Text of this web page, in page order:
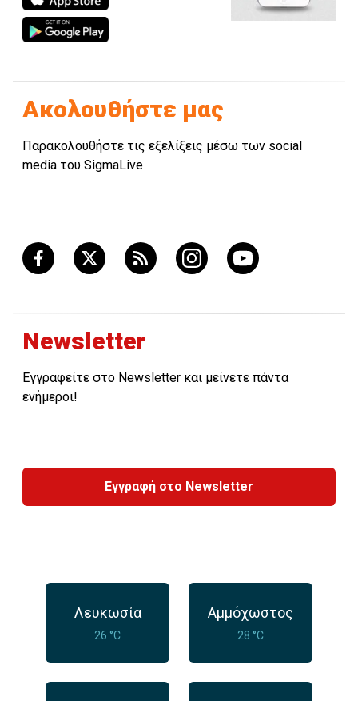
Ακολουθήστε μας
Παρακολουθήστε τις εξελίξεις μέσω των social
media του SigmaLive
Newsletter
Εγγραφείτε στο Newsletter και μείνετε πάντα
ενήμεροι!
Εγγραφή στο Newsletter
Λευκωσία
26 °C
Αμμόχωστος
28 °C